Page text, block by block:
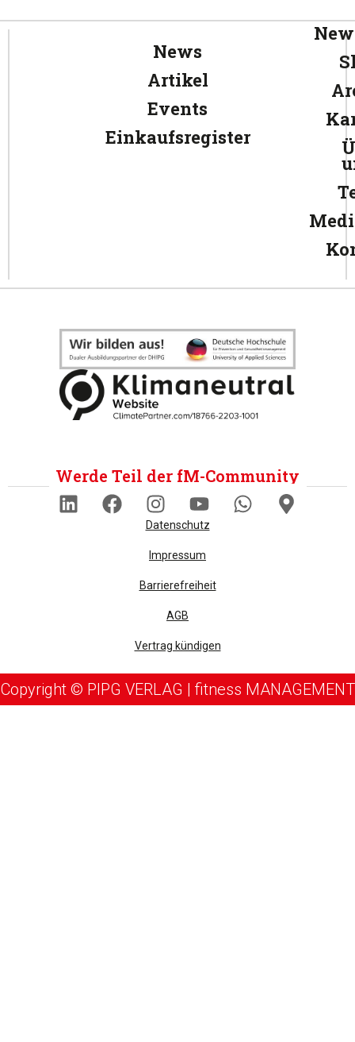
News
Artikel
Events
Einkaufsregister
Werde Teil der fM-Community
Datenschutz
Impressum
Barrierefreiheit
AGB
Vertrag kündigen
Copyright © PIPG VERLAG | fitness MANAGEMENT